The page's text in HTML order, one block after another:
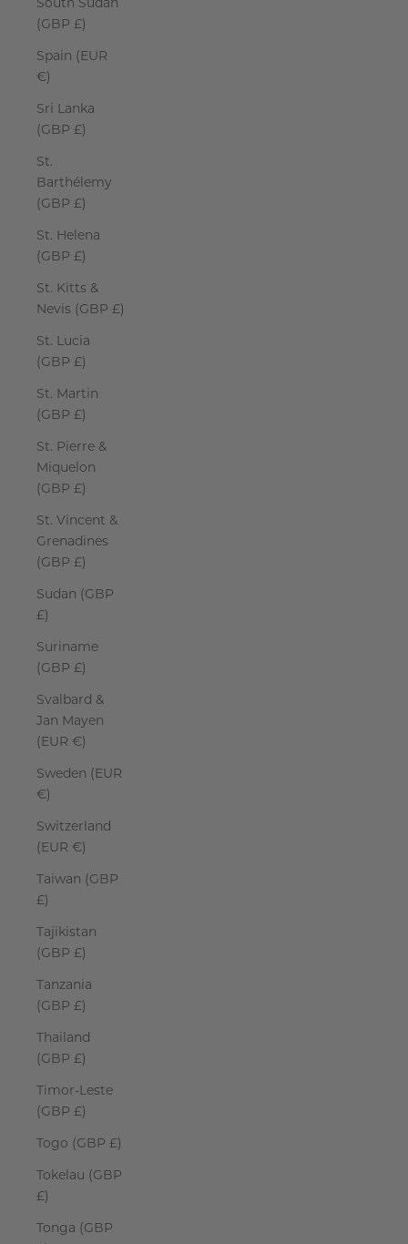
(GBP £)
Spain (EUR
€)
Sri Lanka
(GBP £)
St.
Barthélemy
(GBP £)
St. Helena
(GBP £)
St. Kitts &
Nevis (GBP £)
St. Lucia
(GBP £)
St. Martin
(GBP £)
St. Pierre &
Miquelon
(GBP £)
St. Vincent &
Grenadines
(GBP £)
Sudan (GBP
£)
Suriname
(GBP £)
Svalbard &
Jan Mayen
(EUR €)
Sweden (EUR
€)
Switzerland
(EUR €)
Taiwan (GBP
£)
Tajikistan
(GBP £)
Tanzania
(GBP £)
Thailand
(GBP £)
Timor-Leste
(GBP £)
Togo (GBP £)
Tokelau (GBP
£)
Tonga (GBP